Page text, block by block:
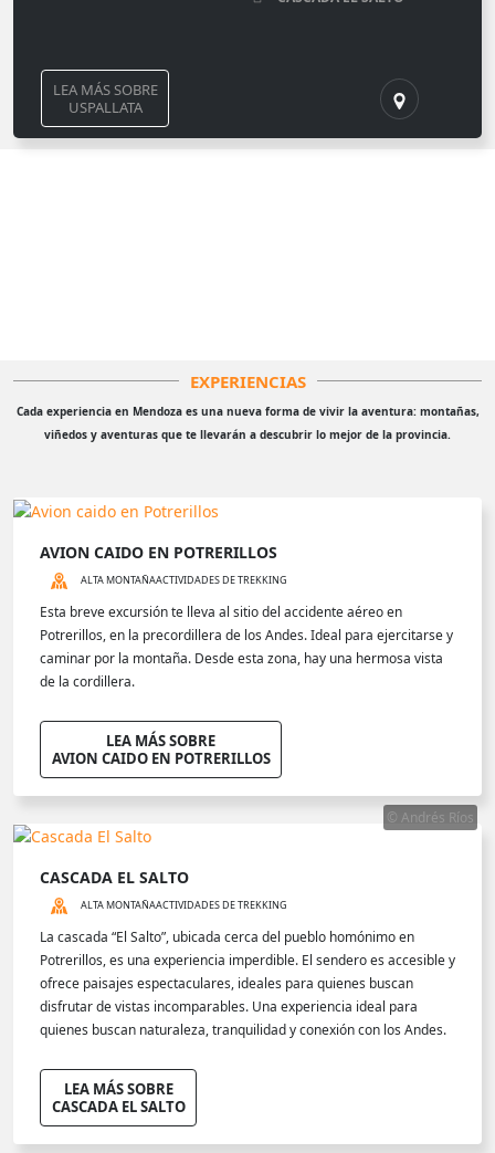
LEA MÁS SOBRE
USPALLATA
EXPERIENCIAS
Cada experiencia en Mendoza es una nueva forma de vivir la aventura: montañas,
viñedos y aventuras que te llevarán a descubrir lo mejor de la provincia.
AVION CAIDO EN POTRERILLOS
ALTA MONTAÑAACTIVIDADES DE TREKKING
Esta breve excursión te lleva al sitio del accidente aéreo en
Potrerillos, en la precordillera de los Andes. Ideal para ejercitarse y
caminar por la montaña. Desde esta zona, hay una hermosa vista
de la cordillera.
LEA MÁS SOBRE
AVION CAIDO EN POTRERILLOS
© Andrés Ríos
CASCADA EL SALTO
ALTA MONTAÑAACTIVIDADES DE TREKKING
La cascada “El Salto”, ubicada cerca del pueblo homónimo en
Potrerillos, es una experiencia imperdible. El sendero es accesible y
ofrece paisajes espectaculares, ideales para quienes buscan
disfrutar de vistas incomparables. Una experiencia ideal para
quienes buscan naturaleza, tranquilidad y conexión con los Andes.
LEA MÁS SOBRE
CASCADA EL SALTO